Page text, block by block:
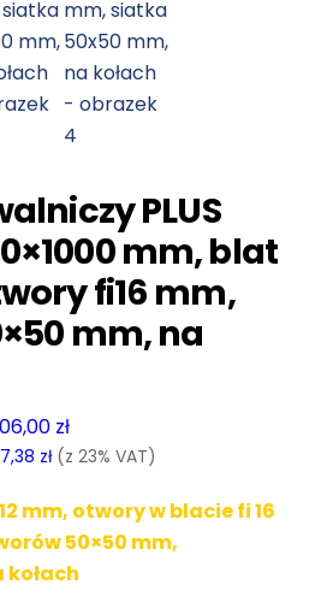
PLUS
mm, blat
fi16 mm,
mm, na
zł
zł(z 23% VAT)
mm, otwory w blacie fi 16
50×50 mm,